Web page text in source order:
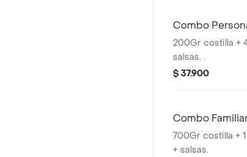
Combo
200Gr costilla +
salsas. .
$ 37.900
Combo
700Gr costilla +
+ salsas.